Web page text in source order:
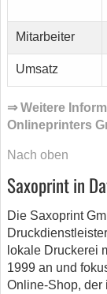
Mitarbeiter
Umsatz
⇒ Weitere
Onlineprinters
Nach oben
Saxoprint in
Die Saxoprint
lokale Druckerei
1999 an und
Online-Shop, der